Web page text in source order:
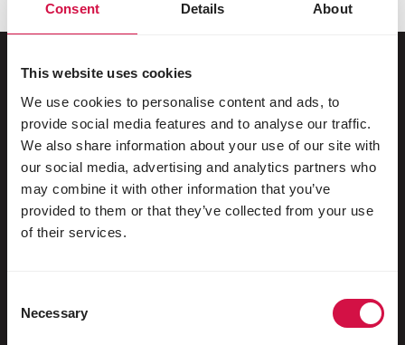
Consent Details About
This website uses cookies
We use cookies to personalise content and ads, to
provide social media features and to analyse our traffic.
We also share information about your use of our site with
our social media, advertising and analytics partners who
may combine it with other information that you’ve
provided to them or that they’ve collected from your use
of their services.
Selection
Necessary
Pro vaše zvířátko
Ptáci chovaní v klecích a voliérách
Divoce žijící ptáci
Dlouhokřídlí & Běžci